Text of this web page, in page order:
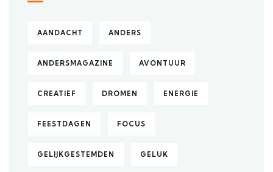
AANDACHT ANDERS
ANDERSMAGAZINE AVONTUUR
CREATIEF DROMEN ENERGIE
FEESTDAGEN FOCUS
GELIJKGESTEMDEN GELUK